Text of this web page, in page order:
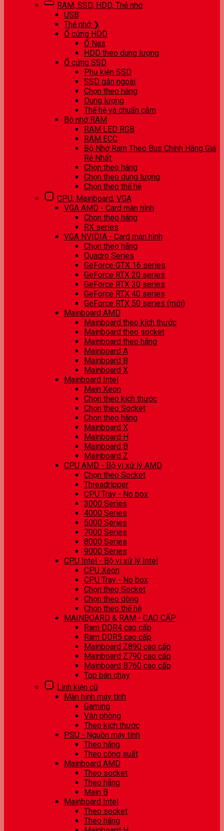
RAM, SSD, HDD, Thẻ nhớ
USB
Thẻ nhớ ❯
Ổ cứng HDD
Ổ Nas
HDD theo dung lượng
Ổ cứng SSD
Phụ kiện SSD
SSD gắn ngoài
Chọn theo hãng
Dung lượng
Thế hệ và chuẩn cắm
Bộ nhớ RAM
RAM LED RGB
RAM ECC
Bộ Nhớ Ram Theo Bus Chính Hãng Giá
Rẻ Nhất
Chọn theo hãng
Chọn theo dung lượng
Chọn theo thế hệ
CPU, Mainboard, VGA
VGA AMD - Card màn hình
Chọn theo hãng
RX series
VGA NVIDIA - Card màn hình
Chọn theo hãng
Quadro Series
GeForce GTX 16 series
GeForce RTX 20 series
GeForce RTX 30 series
GeForce RTX 40 series
GeForce RTX 50 series (mới)
Mainboard AMD
Mainboard theo kích thước
Mainboard theo socket
Mainboard theo hãng
Mainboard A
Mainboard B
Mainboard X
Mainboard Intel
Main Xeon
Chọn theo kích thước
Chọn theo Socket
Chọn theo hãng
Mainboard X
Mainboard H
Mainboard B
Mainboard Z
CPU AMD - Bộ vi xử lý AMD
Chọn theo Socket
Threadripper
CPU Tray - No box
3000 Series
4000 Series
5000 Series
7000 Series
8000 Series
9000 Series
CPU Intel - Bộ vi xử lý Intel
CPU Xeon
CPU Tray - No box
Chọn theo Socket
Chọn theo dòng
Chọn theo thế hệ
MAINBOARD & RAM - CAO CẤP
Ram DDR4 cao cấp
Ram DDR5 cao cấp
Mainboard Z890 cao cấp
Mainboard Z790 cao cấp
Mainboard B760 cao cấp
Top bán chạy
Linh kiện cũ
Màn hình máy tính
Gaming
Văn phòng
Theo kích thước
PSU - Nguồn máy tính
Theo hãng
Theo công suất
Mainboard AMD
Theo socket
Theo hãng
Main B
Mainboard Intel
Theo socket
Theo hãng